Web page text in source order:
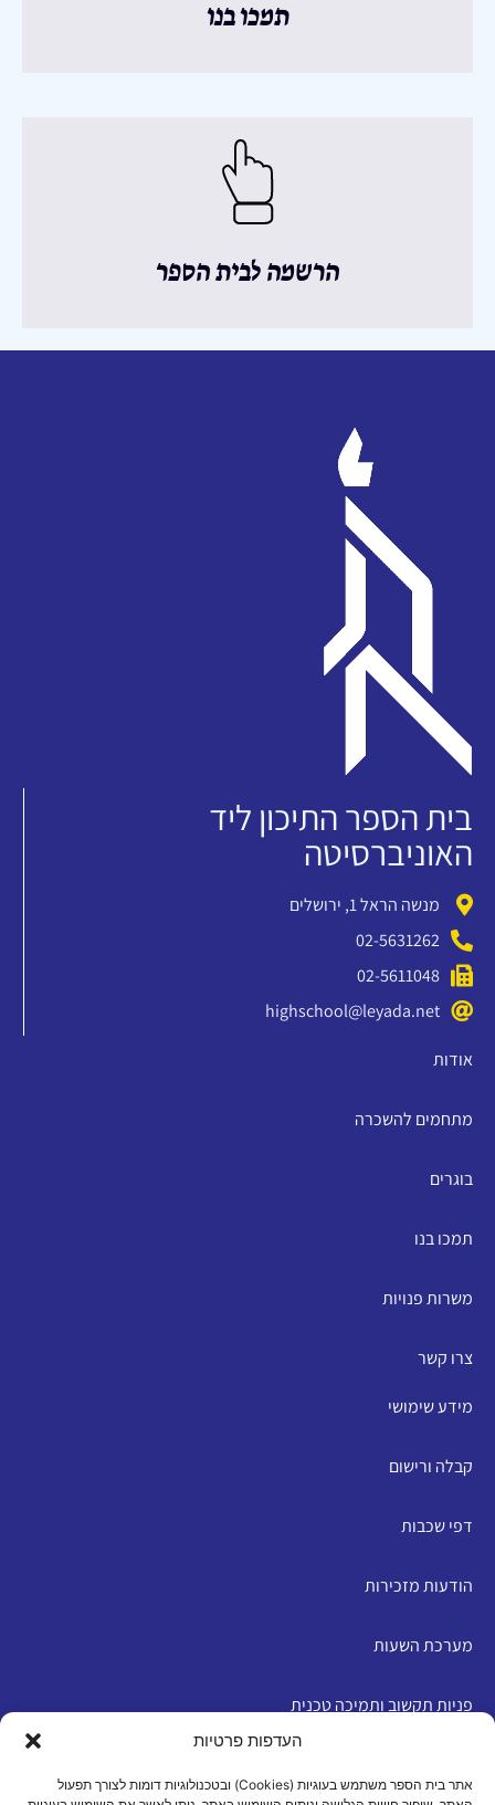
העדפות פרטיות
אתר בית הספר משתמש בעוגיות (Cookies) ובטכנולוגיות דומות לצורך תפעול
תמכו בנו
הרשמה לבית הספר
בית הספר התיכון ליד
האוניברסיטה
מנשה הראל 1, ירושלים
02-5631262
02-5611048
highschool@leyada.net
אודות
מתחמים להשכרה
בוגרים
תמכו בנו
משרות פנויות
צרו קשר
מידע שימושי
קבלה ורישום
דפי שכבות
הודעות מזכירות
מערכת השעות
פניות תקשוב ותמיכה טכנית